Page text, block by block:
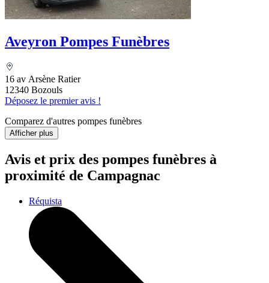
Aveyron Pompes Funèbres
16 av Arsène Ratier
12340 Bozouls
Déposez le premier avis !
Comparez d'autres pompes funèbres
Afficher plus
Avis et prix des pompes funèbres à
proximité de Campagnac
Réquista